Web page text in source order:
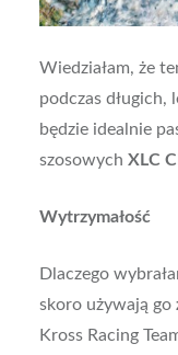
Wiedziałam, że
podczas długich,
będzie idealnie
szosowych XLC
Wytrzymałość
Dlaczego
skoro używają go
Kross Racing